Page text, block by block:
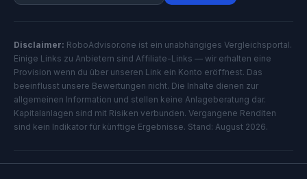
Disclaimer: RoboAdvisor.one ist ein unabhängiges Vergleichsportal.
Einige Links zu Anbietern sind Affiliate-Links — wir erhalten eine
Provision wenn du über unseren Link ein Konto eröffnest. Das
beeinflusst unsere Bewertungen nicht. Die Inhalte dienen zur
allgemeinen Information und stellen keine Anlageberatung dar.
Kapitalanlagen sind mit Risiken verbunden. Vergangene Renditen
sind kein Indikator für künftige Ergebnisse. Stand: August 2026.